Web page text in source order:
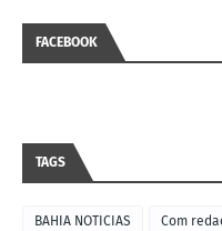
FACEBOOK
TAGS
BAHIA NOTICIAS Com